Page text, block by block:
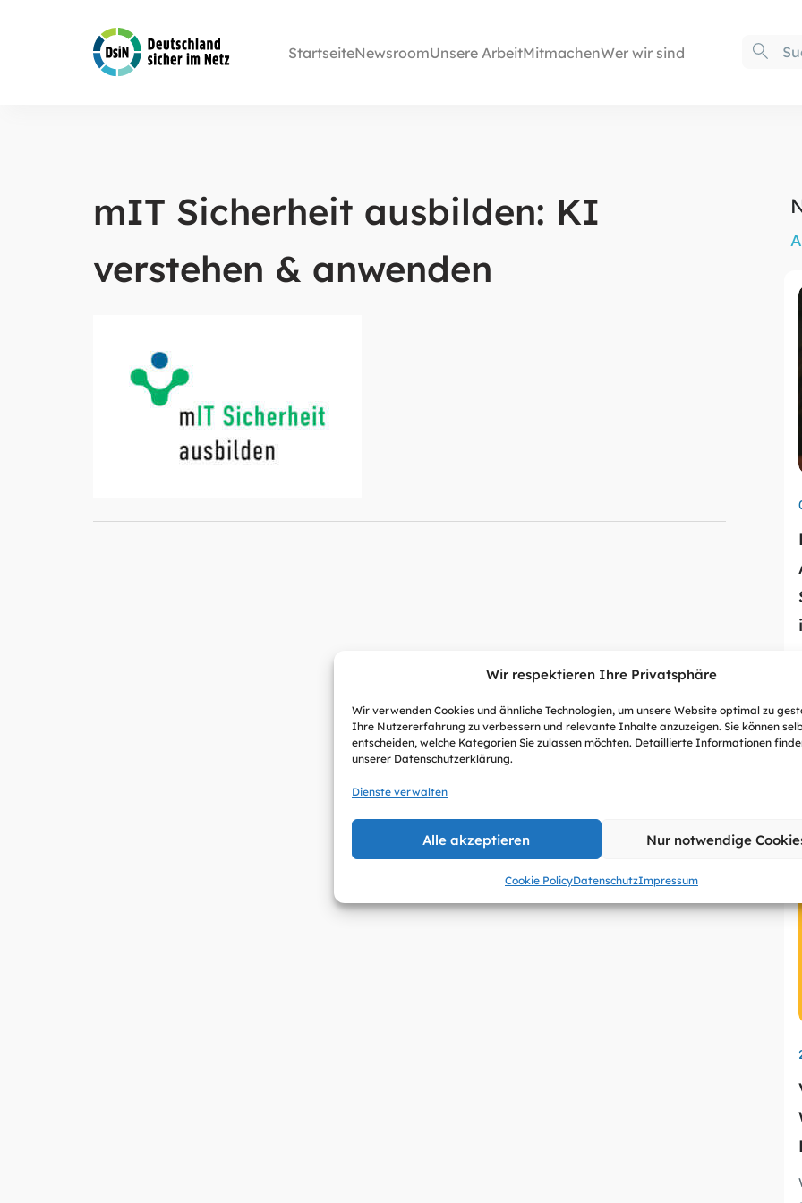
Wir respektieren Ihre Privatsphäre
Wir verwenden Cookies und ähnliche Technologien, um unsere Website optimal zu
Ihre Nutzererfahrung zu verbessern und relevante Inhalte anzuzeigen. Sie können
entscheiden, welche Kategorien Sie zulassen möchten. Detaillierte Informationen
unserer Datenschutzerklärung.
Dienste verwalten
Alle akzeptieren Nur notwendige
Cookie PolicyDatenschutzImpressum
StartseiteNewsroomUnsere ArbeitMitmachenWer wir sind
mIT Sicherheit ausbilden: KI
verstehen & anwenden